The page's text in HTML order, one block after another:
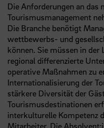
Die Anforderungen an das
Tourismusmanagement
Die Branche benötigt
wettbewerbs- und
können. Sie müssen in der
regional differenzierte
operative Maßnahmen zu
Internationalisierung der
stärkere Diversität der
Tourismusdestinationen
interkulturelle Kompetenz
Mitarbeiter. Die